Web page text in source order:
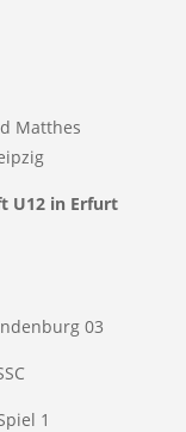
Matthes
U12 in Erfurt
03
1